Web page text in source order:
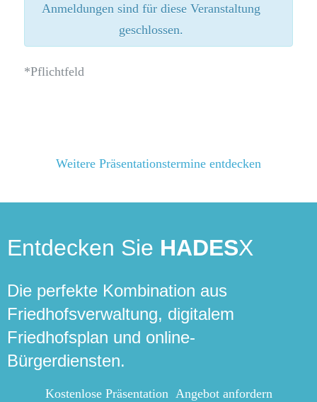
Anmeldungen sind für diese Veranstaltung
geschlossen.
*Pflichtfeld
Weitere Präsentationstermine entdecken
Entdecken Sie HADESX
Die perfekte Kombination aus
Friedhofsverwaltung, digitalem
Friedhofsplan und online-
Bürgerdiensten.
Kostenlose Präsentation Angebot anfordern